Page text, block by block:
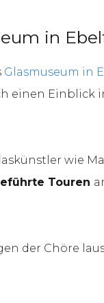
in
Glasmuseum in
einen
wie
Touren
der Chöre